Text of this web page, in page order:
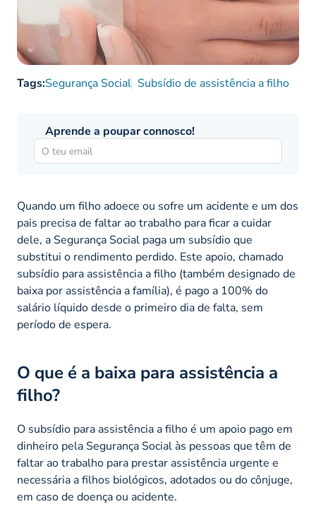
Tags:Segurança Social Subsídio de assistência a filho
Aprende a poupar connosco!
Quando um filho adoece ou sofre um acidente e um dos
pais precisa de faltar ao trabalho para ficar a cuidar
dele, a Segurança Social paga um subsídio que
substitui o rendimento perdido. Este apoio, chamado
subsídio para assistência a filho (também designado de
baixa por assistência a família), é pago a 100% do
salário líquido desde o primeiro dia de falta, sem
período de espera.
O que é a baixa para assistência a
filho?
O subsídio para assistência a filho é um apoio pago em
dinheiro pela Segurança Social às pessoas que têm de
faltar ao trabalho para prestar assistência urgente e
necessária a filhos biológicos, adotados ou do cônjuge,
em caso de doença ou acidente.